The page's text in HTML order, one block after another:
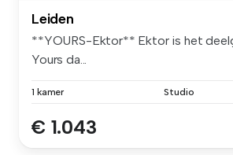
Leiden
**YOURS-Ektor** Ektor is het
Yours da...
1 kamer Studio
€ 1.043